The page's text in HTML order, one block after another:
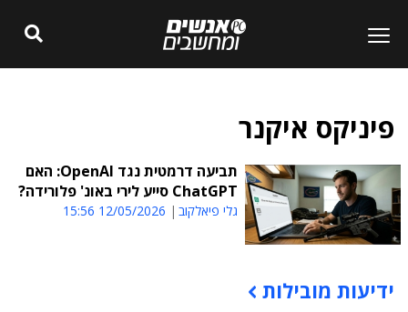
פיניקס איקנר
תביעה דרמטית נגד OpenAI: האם
ChatGPT סייע לירי באונ' פלורידה?
גלי פיאלקוב 12/05/2026 15:56
תוכן פרסומי
ידיעות מובילות